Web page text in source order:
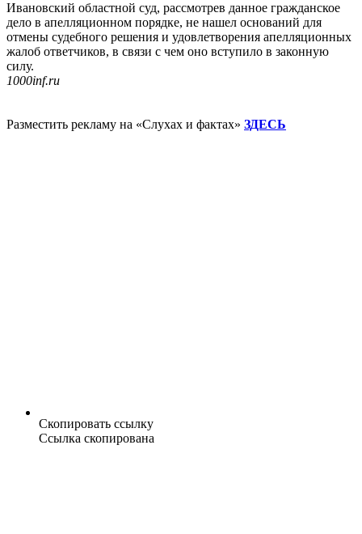
Ивановский областной суд, рассмотрев данное гражданское
дело в апелляционном порядке, не нашел оснований для
отмены судебного решения и удовлетворения апелляционных
жалоб ответчиков, в связи с чем оно вступило в законную
силу.
1000inf.ru
Разместить рекламу на «Слухах и фактах» ЗДЕСЬ
Скопировать ссылку
Ссылка скопирована